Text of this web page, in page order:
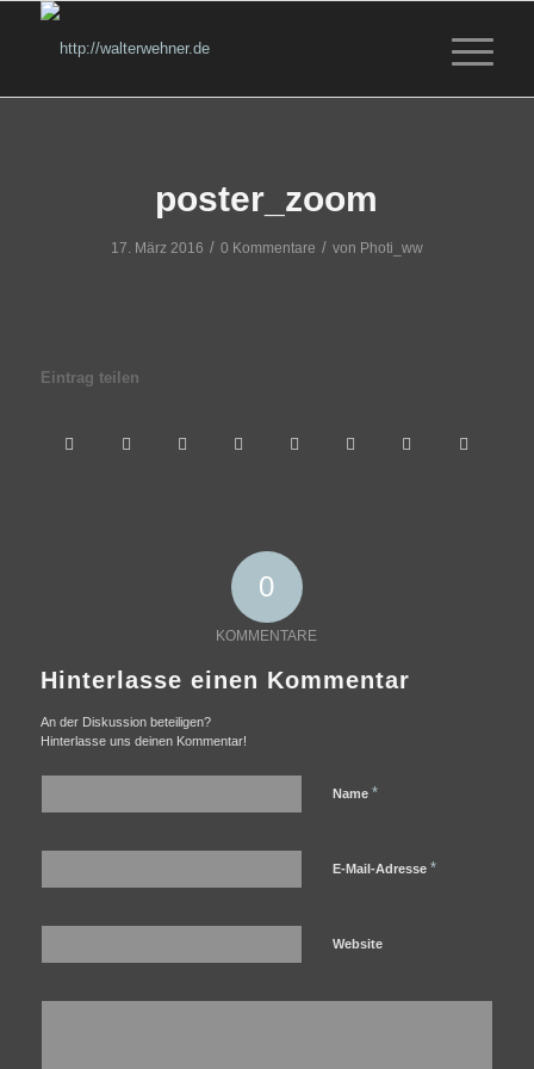
poster_zoom
17. März 2016 / 0 Kommentare / von Photi_ww
Eintrag teilen
0
KOMMENTARE
Hinterlasse einen Kommentar
An der Diskussion beteiligen?
Hinterlasse uns deinen Kommentar!
Name *
E-Mail-Adresse *
Website